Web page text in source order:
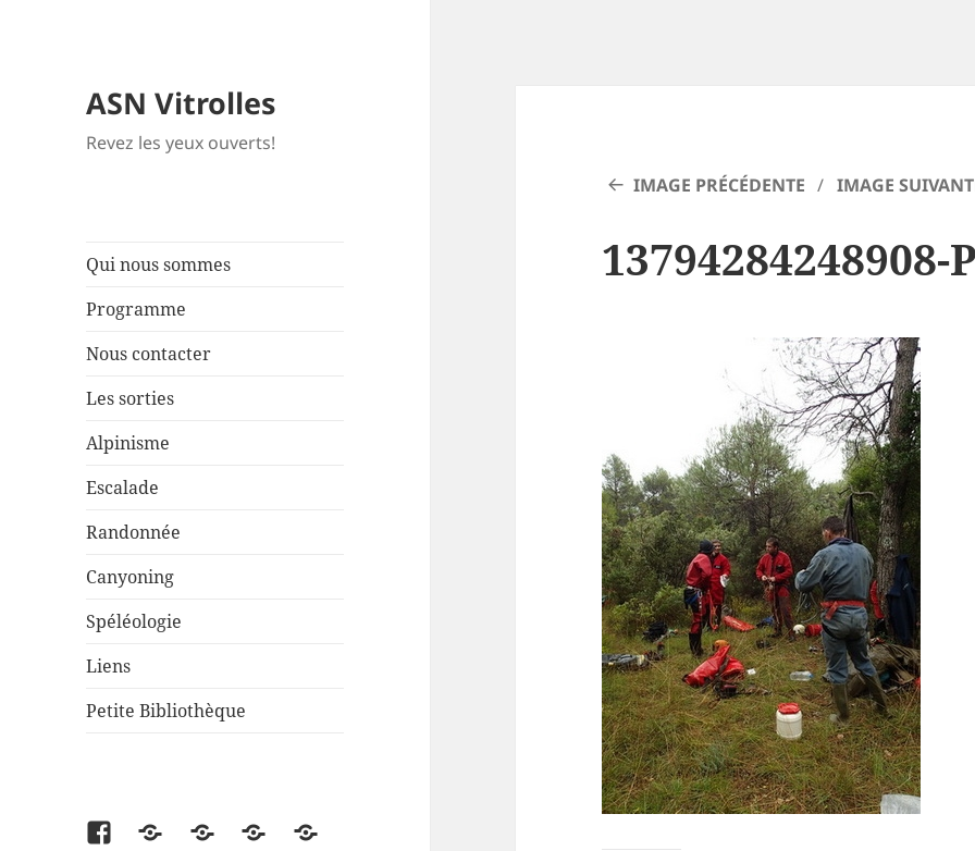
ASN Vitrolles
Revez les yeux ouverts!
Qui nous sommes
Programme
Nous contacter
Les sorties
Alpinisme
Escalade
Randonnée
Canyoning
Spéléologie
Liens
Petite Bibliothèque
FacebookPartenaire
Liens CartesPetite
IMAGE PRÉCÉDENTE IMAGE
13794284248908-